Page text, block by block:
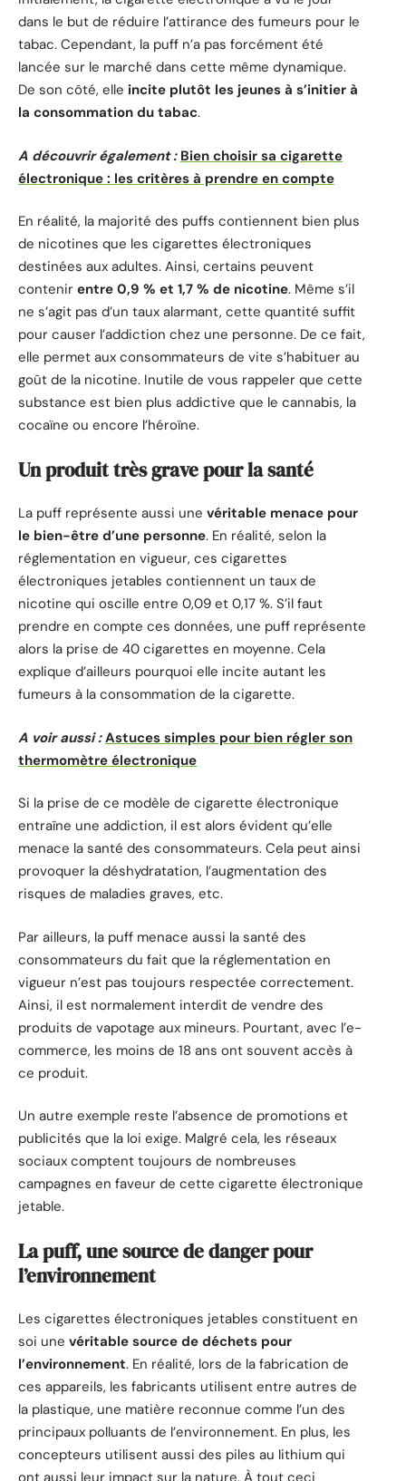
dans le but de réduire l’attirance des fumeurs pour le
tabac. Cependant, la puff n’a pas forcément été
lancée sur le marché dans cette même dynamique.
De son côté, elle incite plutôt les jeunes à s’initier à
la consommation du tabac.
A découvrir également : Bien choisir sa cigarette
électronique : les critères à prendre en compte
En réalité, la majorité des puffs contiennent bien plus
de nicotines que les cigarettes électroniques
destinées aux adultes. Ainsi, certains peuvent
contenir entre 0,9 % et 1,7 % de nicotine. Même s’il
ne s’agit pas d’un taux alarmant, cette quantité suffit
pour causer l’addiction chez une personne. De ce fait,
elle permet aux consommateurs de vite s’habituer au
goût de la nicotine. Inutile de vous rappeler que cette
substance est bien plus addictive que le cannabis, la
cocaïne ou encore l’héroïne.
Un produit très grave pour la santé
La puff représente aussi une véritable menace pour
le bien-être d’une personne. En réalité, selon la
réglementation en vigueur, ces cigarettes
électroniques jetables contiennent un taux de
nicotine qui oscille entre 0,09 et 0,17 %. S’il faut
prendre en compte ces données, une puff représente
alors la prise de 40 cigarettes en moyenne. Cela
explique d’ailleurs pourquoi elle incite autant les
fumeurs à la consommation de la cigarette.
A voir aussi : Astuces simples pour bien régler son
thermomètre électronique
Si la prise de ce modèle de cigarette électronique
entraîne une addiction, il est alors évident qu’elle
menace la santé des consommateurs. Cela peut ainsi
provoquer la déshydratation, l’augmentation des
risques de maladies graves, etc.
Par ailleurs, la puff menace aussi la santé des
consommateurs du fait que la réglementation en
vigueur n’est pas toujours respectée correctement.
Ainsi, il est normalement interdit de vendre des
produits de vapotage aux mineurs. Pourtant, avec l’e-
commerce, les moins de 18 ans ont souvent accès à
ce produit.
Un autre exemple reste l’absence de promotions et
publicités que la loi exige. Malgré cela, les réseaux
sociaux comptent toujours de nombreuses
campagnes en faveur de cette cigarette électronique
jetable.
La puff, une source de danger pour
l’environnement
Les cigarettes électroniques jetables constituent en
soi une véritable source de déchets pour
l’environnement. En réalité, lors de la fabrication de
ces appareils, les fabricants utilisent entre autres de
la plastique, une matière reconnue comme l’un des
principaux polluants de l’environnement. En plus, les
concepteurs utilisent aussi des piles au lithium qui